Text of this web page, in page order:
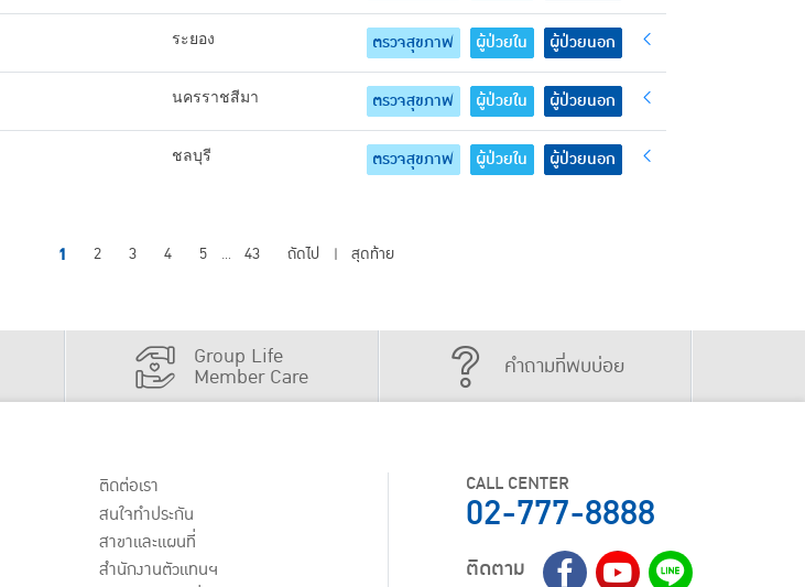
ระยอง ตรวจสุขภาพ ผู้ป่วยใน ผู้ป่วยนอก
นครราชสีมา ตรวจสุขภาพ ผู้ป่วยใน ผู้ป่วยนอก
ชลบุรี ตรวจสุขภาพ ผู้ป่วยใน ผู้ป่วยนอก
1 2 3 4 5 ... 43 ถัดไป | สุดท้าย
Group Life
Member Care คำถามที่พบบ่อย
ติดต่อเรา
สนใจทำประกัน
สาขาและแผนที่
สำนักงานตัวแทนฯ
CALL CENTER
02-777-8888
ติดตาม